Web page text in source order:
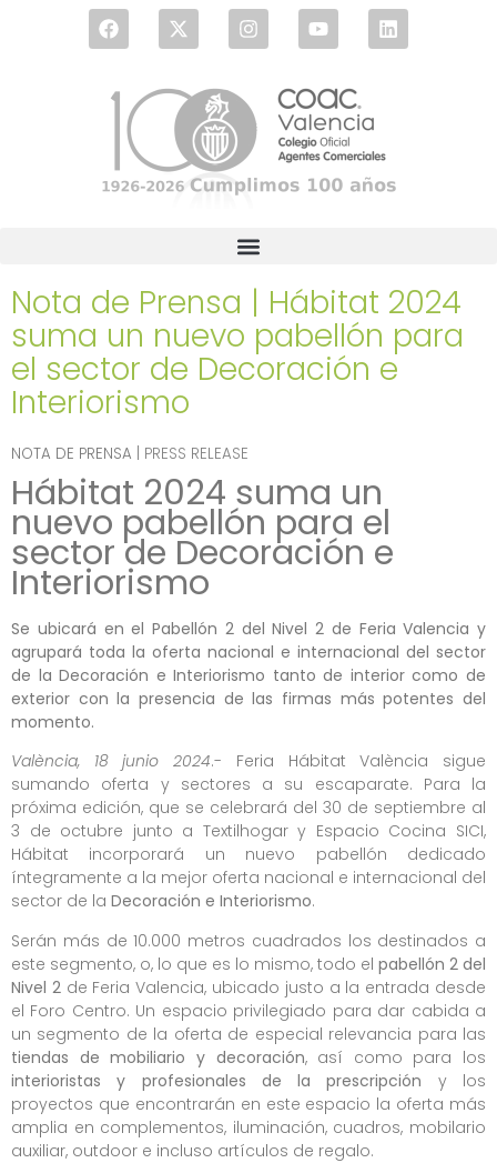
Nota de Prensa | Hábitat 2024
suma un nuevo pabellón para
el sector de Decoración e
Interiorismo
NOTA DE PRENSA | PRESS RELEASE
Hábitat 2024 suma un
nuevo pabellón para el
sector de Decoración e
Interiorismo
Se ubicará en el Pabellón 2 del Nivel 2 de Feria Valencia y
agrupará toda la oferta nacional e internacional del sector
de la Decoración e Interiorismo tanto de interior como de
exterior con la presencia de las firmas más potentes del
momento.
València, 18 junio 2024.- Feria Hábitat València sigue
sumando oferta y sectores a su escaparate. Para la
próxima edición, que se celebrará del 30 de septiembre al
3 de octubre junto a Textilhogar y Espacio Cocina SICI,
Hábitat incorporará un nuevo pabellón dedicado
íntegramente a la mejor oferta nacional e internacional del
sector de la Decoración e Interiorismo.
Serán más de 10.000 metros cuadrados los destinados a
este segmento, o, lo que es lo mismo, todo el pabellón 2 del
Nivel 2de Feria Valencia, ubicado justo a la entrada desde
el Foro Centro. Un espacio privilegiado para dar cabida a
un segmento de la oferta de especial relevancia para las
tiendas de mobiliario y decoración, así como para los
interioristas y profesionales de la prescripción y los
proyectos que encontrarán en este espacio la oferta más
amplia en complementos, iluminación, cuadros, mobilario
auxiliar, outdoor e incluso artículos de regalo.